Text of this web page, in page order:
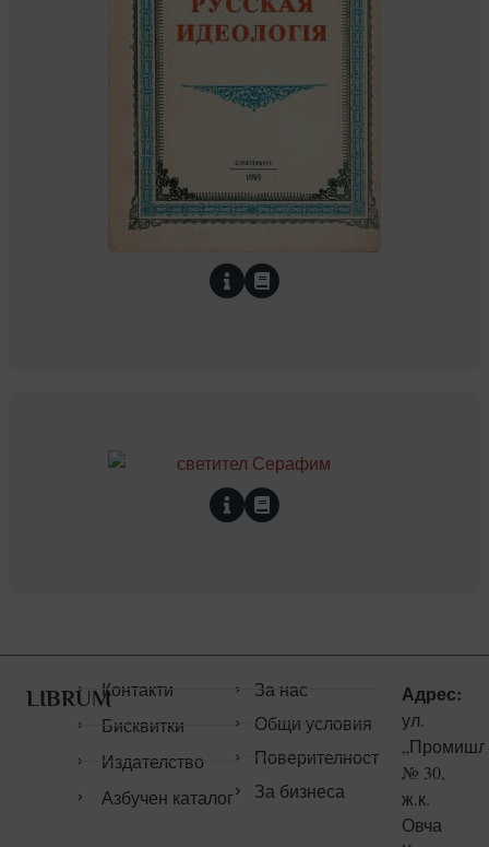
LIBRUMКонтакти
Бисквитки
Издателство
Азбучен каталог
За нас
Общи условия
Поверителност
За бизнеса
Адрес:
ул.
№ 30,
ж.к.
Овча